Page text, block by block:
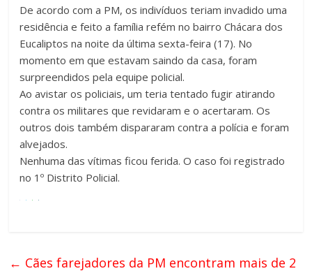
De acordo com a PM, os indivíduos teriam invadido uma
residência e feito a família refém no bairro Chácara dos
Eucaliptos na noite da última sexta-feira (17). No
momento em que estavam saindo da casa, foram
surpreendidos pela equipe policial.
Ao avistar os policiais, um teria tentado fugir atirando
contra os militares que revidaram e o acertaram. Os
outros dois também dispararam contra a polícia e foram
alvejados.
Nenhuma das vítimas ficou ferida. O caso foi registrado
no 1º Distrito Policial.
← Cães farejadores da PM encontram mais de 2